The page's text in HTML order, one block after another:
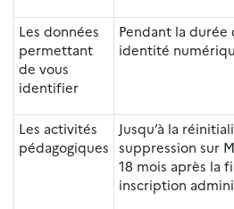
Les données
permettant
de vous
identifier
Pendant la
identité
Les activités
pédagogiques
Jusqu’à la
suppression sur
18 mois après la
inscription